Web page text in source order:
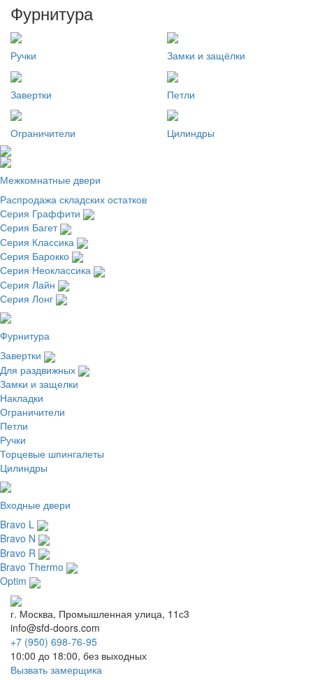
Фурнитура
Ручки Замки и защёлки
Завертки Петли
Ограничители Цилиндры
Межкомнатные двери
Распродажа складских остатков
Серия Граффити
Серия Багет
Серия Классика
Серия Барокко
Серия Неоклассика
Серия Лайн
Серия Лонг
Фурнитура
Завертки
Для раздвижных
Замки и защелки
Накладки
Ограничители
Петли
Ручки
Торцевые шпингалеты
Цилиндры
Входные двери
Bravo L
Bravo N
Bravo R
Bravo Thermo
Optim
г. Москва, Промышленная улица, 11с3
info@sfd-doors.com
+7 (950) 698-76-95
10:00 до 18:00, без выходных
Вызвать замерщика